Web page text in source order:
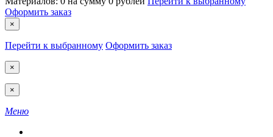
Оформить заказ
×
Перейти к выбранному Оформить заказ
×
×
Меню